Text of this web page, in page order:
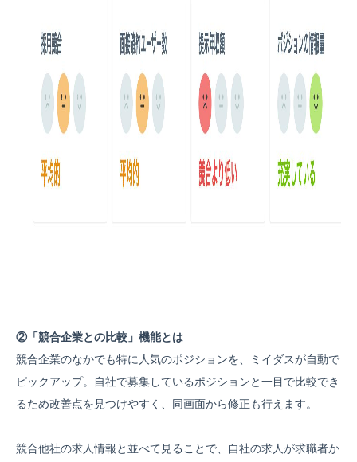
②「競合企業との比較」機能とは
競合企業のなかでも特に人気のポジションを、ミイダスが自動で
ピックアップ。自社で募集しているポジションと一目で比較でき
るため改善点を見つけやすく、同画面から修正も行えます。
競合他社の求人情報と並べて見ることで、自社の求人が求職者か